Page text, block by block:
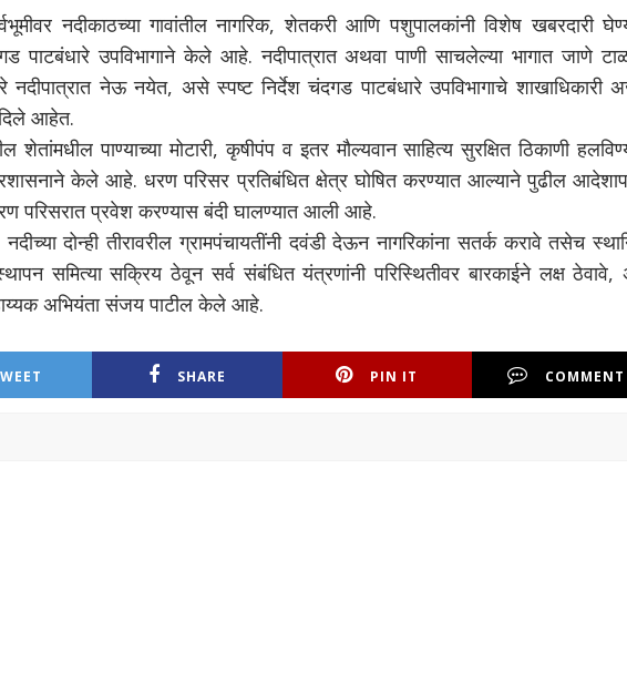
नदीकाठच्या गावांतील नागरिक, शेतकरी आणि पशुपालकांनी विशेष खबरदारी
पाटबंधारे उपविभागाने केले आहे. नदीपात्रात अथवा पाणी साचलेल्या भागात जाणे
नदीपात्रात नेऊ नयेत, असे स्पष्ट निर्देशचंदगड पाटबंधारे उपविभागाचेशाखाधिकारी
आहेत.
शेतांमधील पाण्याच्या मोटारी, कृषीपंप व इतर मौल्यवान साहित्य सुरक्षित ठिकाणी
केले आहे. धरण परिसर प्रतिबंधित क्षेत्र घोषित करण्यात आल्याने पुढील
परिसरात प्रवेश करण्यास बंदी घालण्यात आली आहे.
नदीच्या दोन्ही तीरावरील ग्रामपंचायतींनी दवंडी देऊन नागरिकांना सतर्क करावे तसेच
समित्या सक्रिय ठेवून सर्व संबंधित यंत्रणांनी परिस्थितीवर बारकाईने लक्ष
अभियंता संजय पाटील केले आहे.
SHARE PIN IT COMMENT